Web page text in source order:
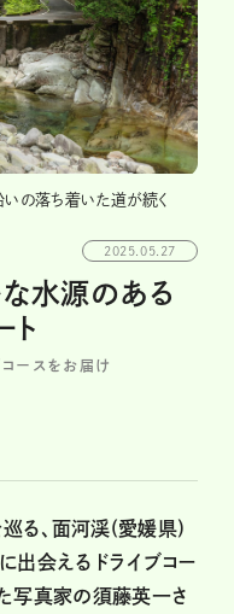
の落ち着いた道が続く
2025.05.27
水源のある
ト
ースをお届け
る、面河渓(愛媛県)
出会えるドライブコー
写真家の須藤英一さ